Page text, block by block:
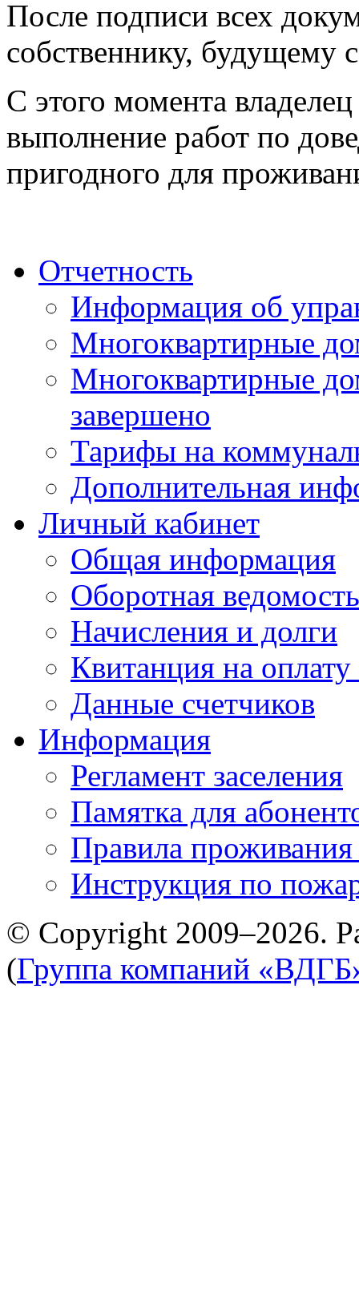
После подписи всех
собственнику, будущему
С этого момента
выполнение работ по
пригодного для
Отчетность
Информация об
Многоквартирные
Многоквартирные
завершено
Тарифы на
Дополнительная
Личный кабинет
Общая информация
Оборотная ведомость
Начисления и долги
Квитанция на
Данные счетчиков
Информация
Регламент заселения
Памятка для
Правила
Инструкция по
© Copyright 2009–2026.
(Группа компаний